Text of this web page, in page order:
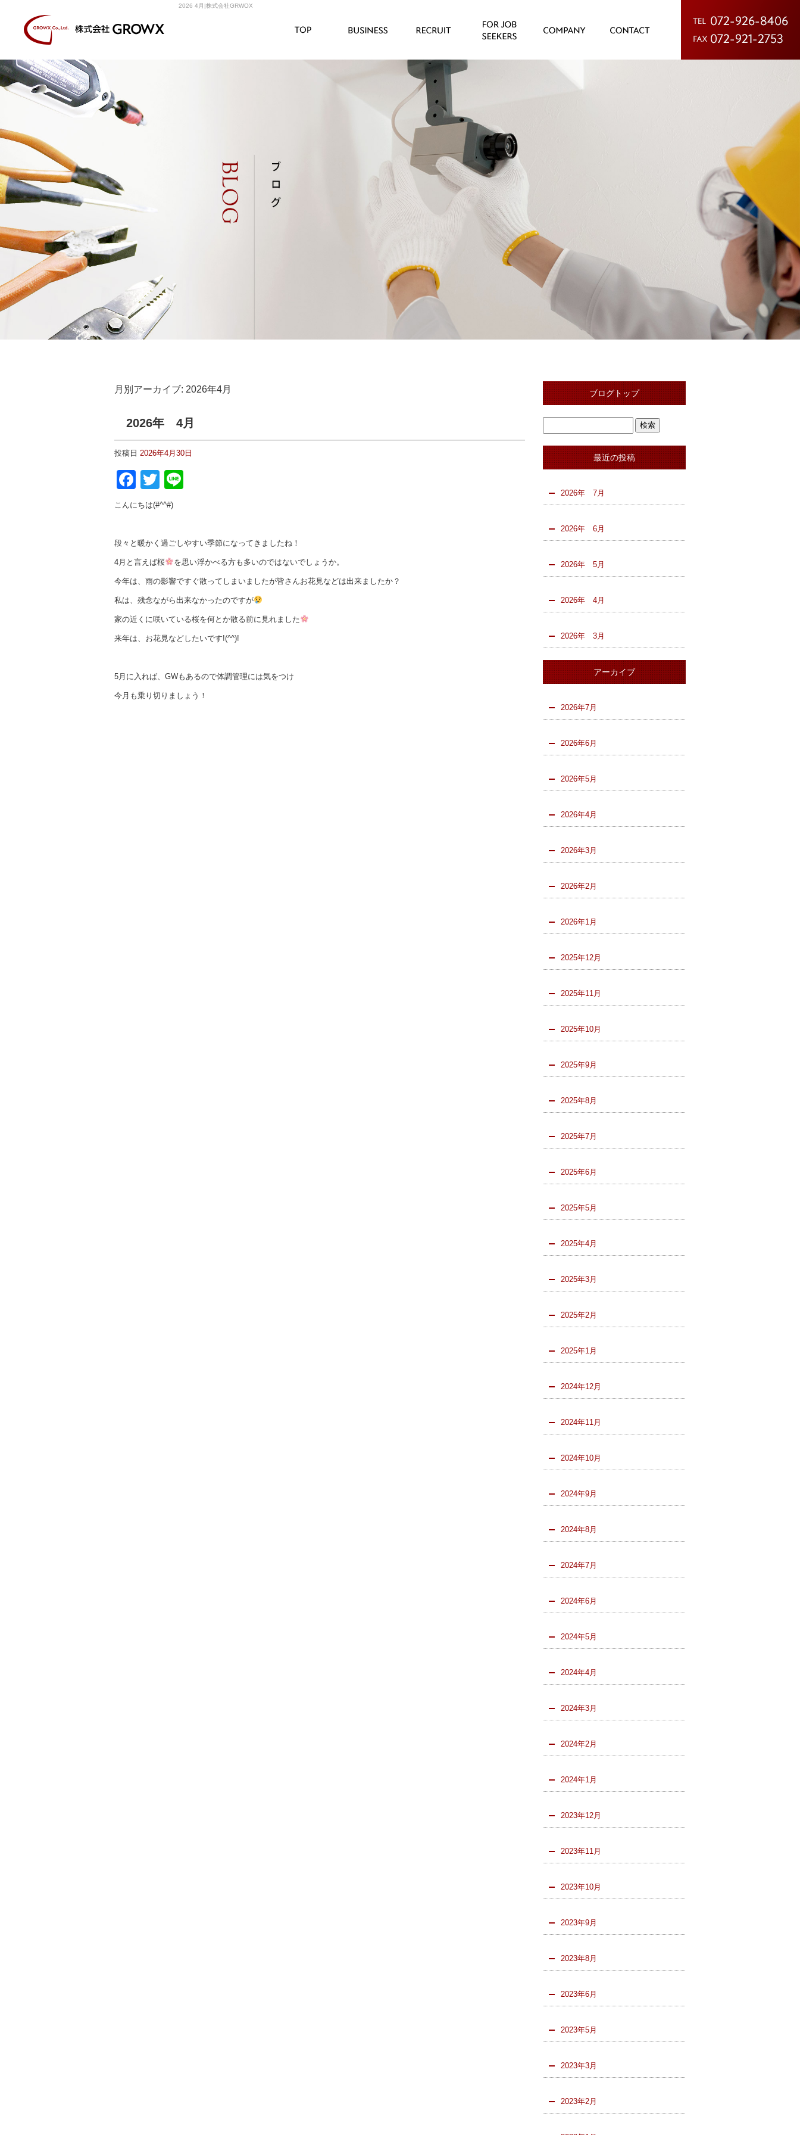
2026 4月|株式会社GRWOX
月別アーカイブ: 2026年4月
2026年 4月
投稿日 2026年4月30日
Facebook
Twitter
こんにちは(#^^#)
段々と暖かく過ごしやすい季節になってきましたね！
4月と言えば桜 を思い浮かべる方も多いのではないでしょうか。
今年は、雨の影響ですぐ散ってしまいましたが皆さんお花見などは出来ましたか？
私は、残念ながら出来なかったのですが
家の近くに咲いている桜を何とか散る前に見れました
来年は、お花見などしたいです!(^^)!
5月に入れば、GWもあるので体調管理には気をつけ
今月も乗り切りましょう！
ブログトップ
最近の投稿
2026年 7月
2026年 6月
2026年 5月
2026年 4月
2026年 3月
アーカイブ
2026年7月
2026年6月
2026年5月
2026年4月
2026年3月
2026年2月
2026年1月
2025年12月
2025年11月
2025年10月
2025年9月
2025年8月
2025年7月
2025年6月
2025年5月
2025年4月
2025年3月
2025年2月
2025年1月
2024年12月
2024年11月
2024年10月
2024年9月
2024年8月
2024年7月
2024年6月
2024年5月
2024年4月
2024年3月
2024年2月
2024年1月
2023年12月
2023年11月
2023年10月
2023年9月
2023年8月
2023年6月
2023年5月
2023年3月
2023年2月